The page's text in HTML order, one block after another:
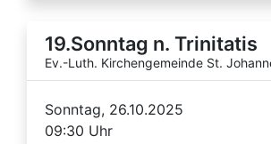
19.Sonntag n. Trinitatis
Ev.-Luth. Kirchengemeinde St.
Sonntag, 26.10.2025
09:30 Uhr